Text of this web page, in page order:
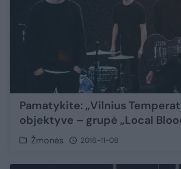
Pamatykite: „Vilnius
objektyve – grupė „Local
Žmonės 2016-11-08